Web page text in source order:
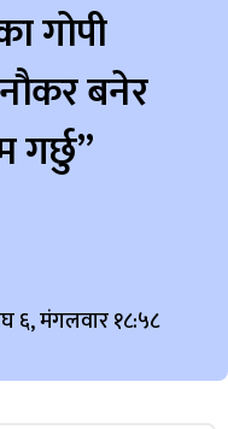
गोपी
बनेर
गर्छु”
६, मंगलवार १८:५८